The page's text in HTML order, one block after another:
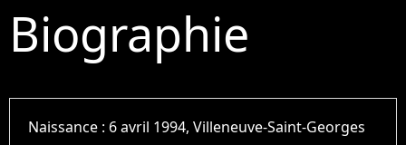
Biographie
Naissance : 6 avril 1994, Villeneuve-Saint-Georges